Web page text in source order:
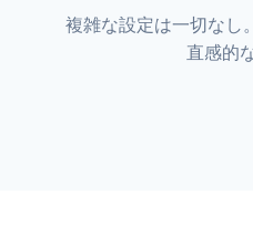
複雑な設定は一切なし
直感的